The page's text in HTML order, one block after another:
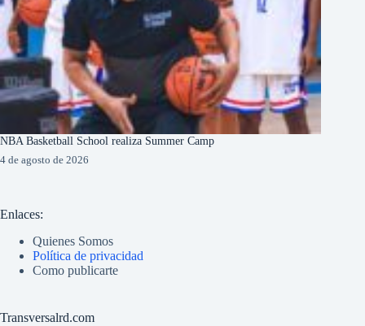
NBA Basketball School realiza Summer Camp
4 de agosto de 2026
Enlaces:
Quienes Somos
Política de privacidad
Como publicarte
Transversalrd.com